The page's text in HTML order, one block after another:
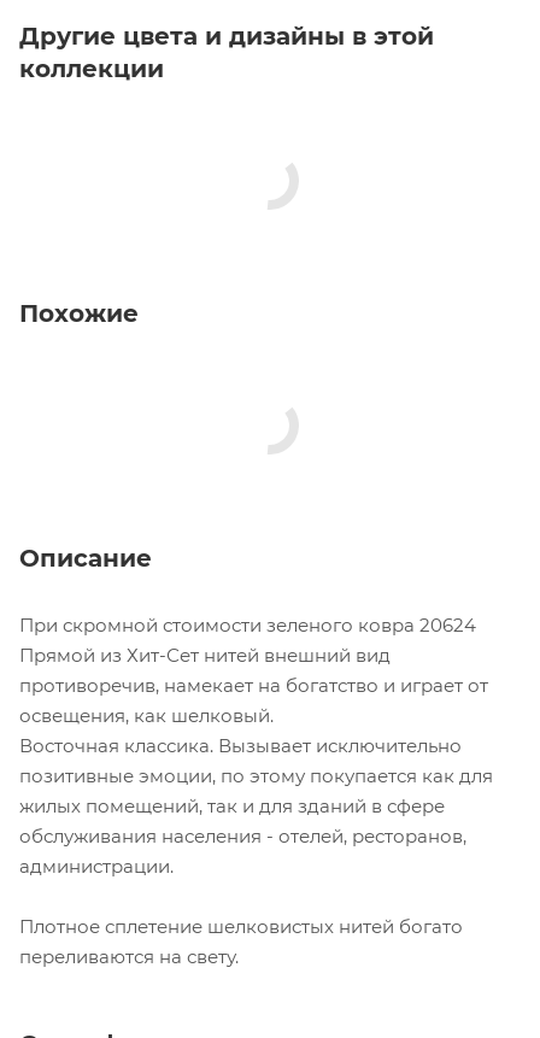
Другие цвета и дизайны в этой
коллекции
Похожие
Описание
При скромной стоимости зеленого ковра 20624
Прямой из Хит-Сет нитей внешний вид
противоречив, намекает на богатство и играет от
освещения, как шелковый.
Восточная классика. Вызывает исключительно
позитивные эмоции, по этому покупается как для
жилых помещений, так и для зданий в сфере
обслуживания населения - отелей, ресторанов,
администрации.
Плотное сплетение шелковистых нитей богато
переливаются на свету.